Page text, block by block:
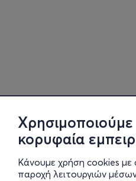
κορυφαία
Κάνουμε χρήση cookies με
παροχή λειτουργιών